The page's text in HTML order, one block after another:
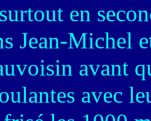
en
Jean-Michel
avant
avec